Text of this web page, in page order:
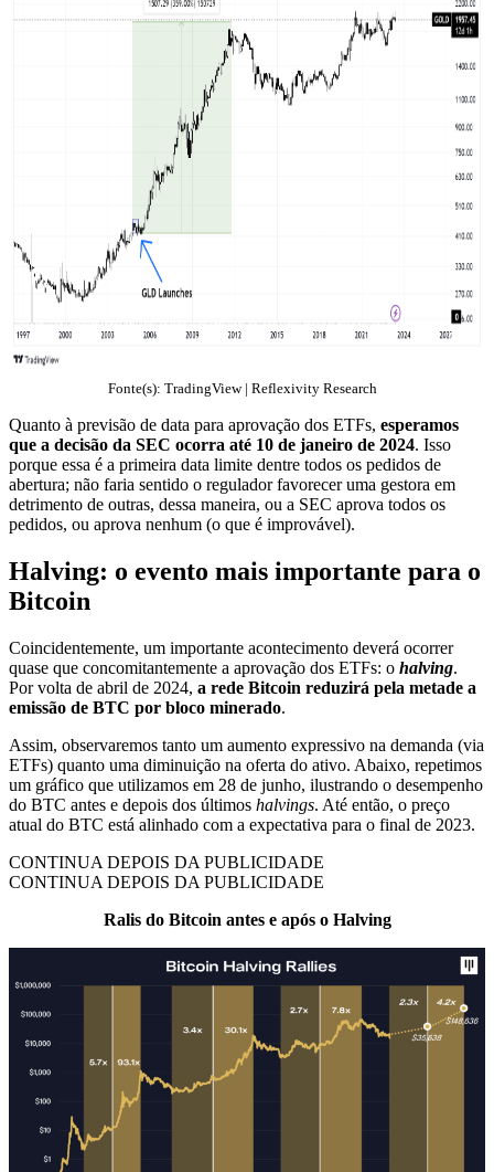
Fonte(s): TradingView | Reflexivity Research
Quanto à previsão de data para aprovação dos ETFs, esperamos
que a decisão da SEC ocorra até 10 de janeiro de 2024. Isso
porque essa é a primeira data limite dentre todos os pedidos de
abertura; não faria sentido o regulador favorecer uma gestora em
detrimento de outras, dessa maneira, ou a SEC aprova todos os
pedidos, ou aprova nenhum (o que é improvável).
Halving: o evento mais importante para o
Bitcoin
Coincidentemente, um importante acontecimento deverá ocorrer
quase que concomitantemente a aprovação dos ETFs: o halving.
Por volta de abril de 2024, a rede Bitcoin reduzirá pela metade a
emissão de BTC por bloco minerado.
Assim, observaremos tanto um aumento expressivo na demanda (via
ETFs) quanto uma diminuição na oferta do ativo. Abaixo, repetimos
um gráfico que utilizamos em 28 de junho, ilustrando o desempenho
do BTC antes e depois dos últimos halvings. Até então, o preço
atual do BTC está alinhado com a expectativa para o final de 2023.
CONTINUA DEPOIS DA PUBLICIDADE
CONTINUA DEPOIS DA PUBLICIDADE
Ralis do Bitcoin antes e após o Halving